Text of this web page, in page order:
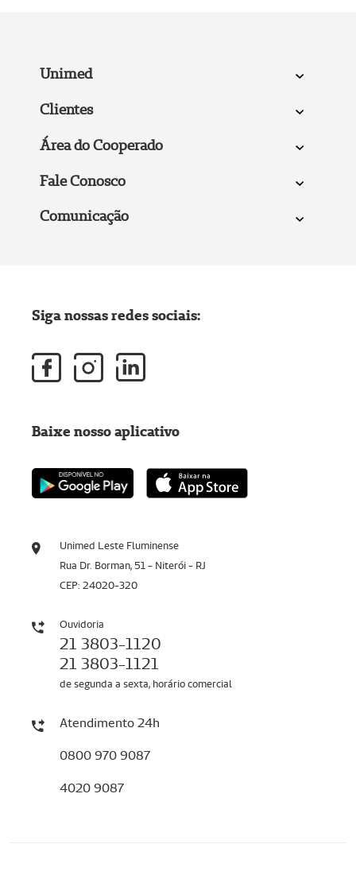
Unimed
Clientes
Área do Cooperado
Fale Conosco
Comunicação
Unimed Leste Fluminense
Rua Dr. Borman, 51 - Niterói - RJ
CEP: 24020-320
Ouvidoria
21 3803-1120
21 3803-1121
de segunda a sexta, horário comercial
Atendimento 24h
0800 970 9087
4020 9087
Siga nossas redes sociais:
Baixe nosso aplicativo